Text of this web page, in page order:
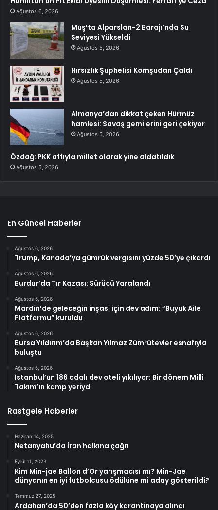
Ağustos 6, 2026
Muş’ta Alparslan-2 Barajı’nda Su
Seviyesi Yükseldi
Ağustos 5, 2026
Hırsızlık Şüphelisi Komşudan Çaldı
Ağustos 5, 2026
Almanya’dan dikkat çeken Hürmüz
hamlesi: Savaş gemilerini geri çekiyor
Ağustos 5, 2026
Özdağ: PKK affıyla millet olarak yine aldatıldık
Ağustos 5, 2026
En Güncel Haberler
Ağustos 6, 2026
Trump, Kanada’ya gümrük vergisini yüzde 50’ye çıkardı
Ağustos 6, 2026
Burdur’da Tır Kazası: Sürücü Yaralandı
Ağustos 6, 2026
Mardin’de geleceğin inşası için dev adım: “Büyük Aile
Platformu” kuruldu
Ağustos 6, 2026
Bursa Yıldırım’da Başkan Yılmaz Zümrütevler esnafıyla
buluştu
Ağustos 6, 2026
İstanbul’un 186 odalı dev oteli yıkılıyor: Bir dönem Milli
Takım’ın kamp yeriydi
Rastgele Haberler
Haziran 14, 2025
Netanyahu’da İran halkına çağrı
Eylül 11, 2023
Kim Min-jae Ballon d’Or yarışmacısı mı? Min-Jae
dünyanın en iyi futbolcusu ödülüne mi aday gösterildi?
Temmuz 27, 2025
Ardahan’da 50’den fazla köy karantinaya alındı